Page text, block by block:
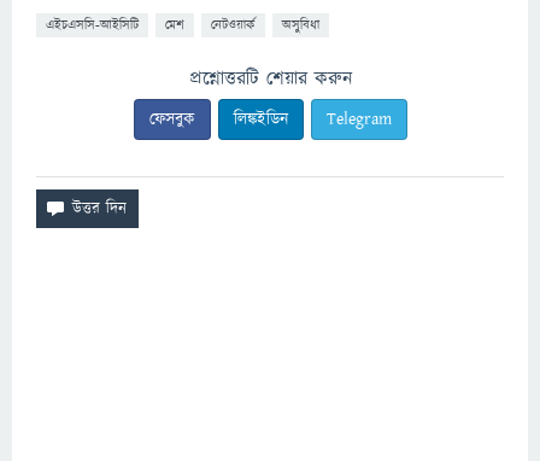
এইচএসসি-আইসিটি মেশ নেটওয়ার্ক অসুবিধা
প্রশ্নোত্তরটি শেয়ার করুন
ফেসবুক লিঙ্কইডিন Telegram